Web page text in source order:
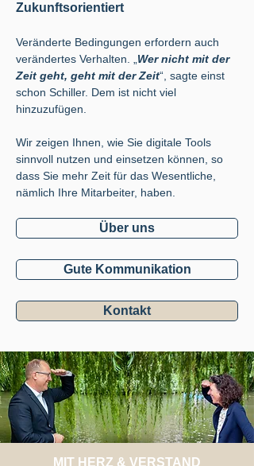
Zukunftsorientiert
Veränderte Bedingungen erfordern auch
verändertes Verhalten.
Wer nicht mit der
Zeit geht, geht mit der Zeit“, sagte einst
schon Schiller. Dem ist nicht viel
hinzuzufügen.
Wir zeigen Ihnen, wie Sie digitale Tools
sinnvoll nutzen und einsetzen können, so
dass Sie mehr Zeit für das Wesentliche,
nämlich Ihre Mitarbeiter, haben.
Über uns
Gute Kommunikation
Kontakt
MIT HERZ & VERSTAND